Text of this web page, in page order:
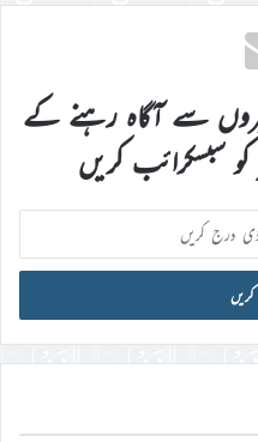
سے آگاہ رہنے کے
سبسکرائب کریں